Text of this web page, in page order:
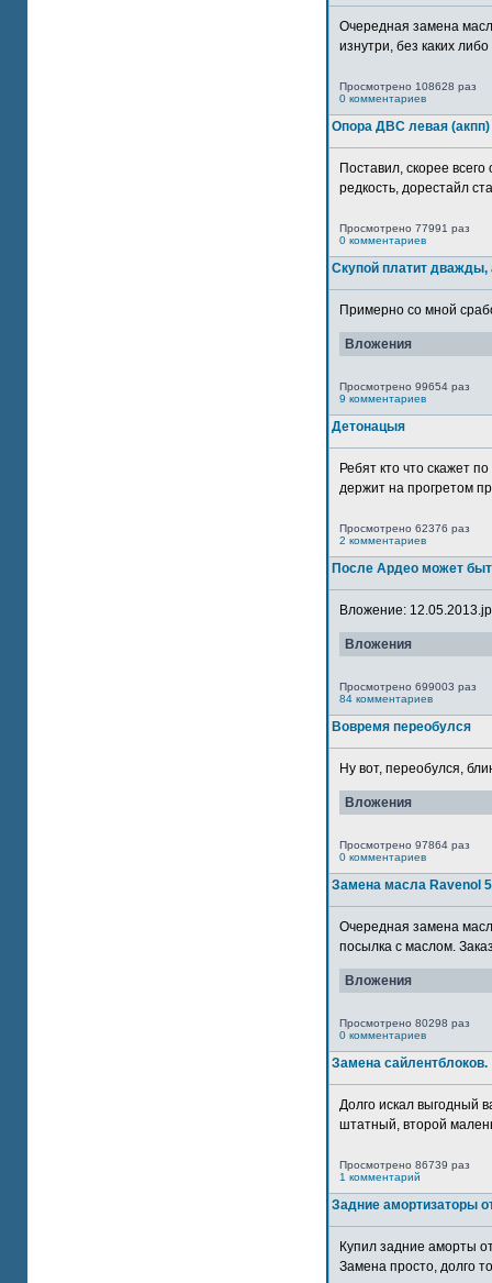
Очередная замена
изнутри, без каких
Просмотрено 108628 раз
0 комментариев
Опора ДВС левая (акпп)
Поставил, скорее
редкость, дорестайл
Просмотрено 77991 раз
0 комментариев
Скупой платит
Примерно со мной
Вложения
Просмотрено 99654 раз
9 комментариев
Детонацыя
Ребят кто что скажет
держит на прогретом
Просмотрено 62376 раз
2 комментариев
После Ардео может
Вложение:
Вложения
Просмотрено 699003 раз
84 комментариев
Вовремя переобулся
Ну вот, переобулся,
Вложения
Просмотрено 97864 раз
0 комментариев
Замена масла Ravenol
Очередная замена
посылка с маслом.
Вложения
Просмотрено 80298 раз
0 комментариев
Замена сайлентблоков.
Долго искал выгодный
штатный, второй
Просмотрено 86739 раз
1 комментарий
Задние амортизаторы
Купил задние аморты
Замена просто, долго